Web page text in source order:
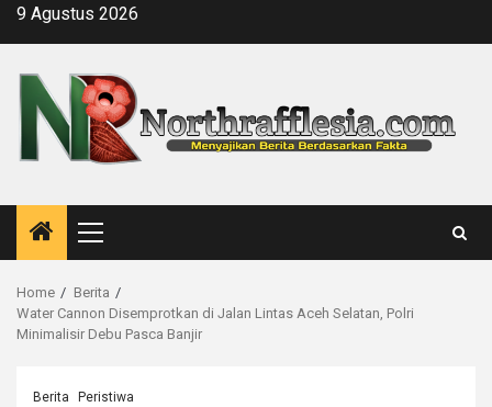
Skip9 Agustus 2026
Primary
Menu
Home
Berita
Water Cannon Disemprotkan di Jalan Lintas Aceh Selatan, Polri
Minimalisir Debu Pasca Banjir
Berita Peristiwa